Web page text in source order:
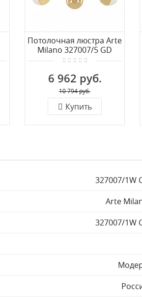
Потолочная люстра Arte
Milano 327007/5 GD
6 962 руб.
10 794 руб.
Купить
327007/1W
Arte
327007/1W